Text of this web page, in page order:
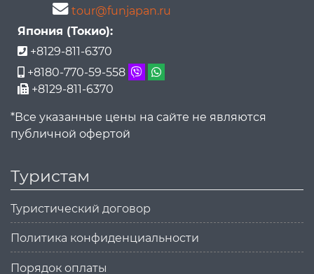
tour@funjapan.ru
Япония (Токио):
+8129-811-6370
+8180-770-59-558
+8129-811-6370
*Все указанные цены на сайте не являются
публичной офертой
Туристам
Туристический договор
Политика конфиденциальности
Порядок оплаты